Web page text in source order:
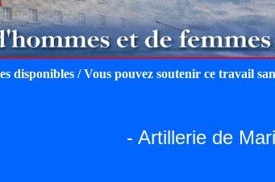
disponibles / Vous pouvez soutenir ce travail
- Artillerie de